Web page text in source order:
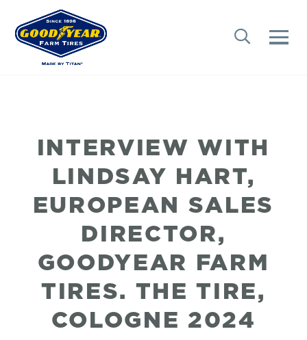
INTERVIEW WITH
LINDSAY HART,
EUROPEAN SALES
DIRECTOR,
GOODYEAR FARM
TIRES. THE TIRE,
COLOGNE 2024